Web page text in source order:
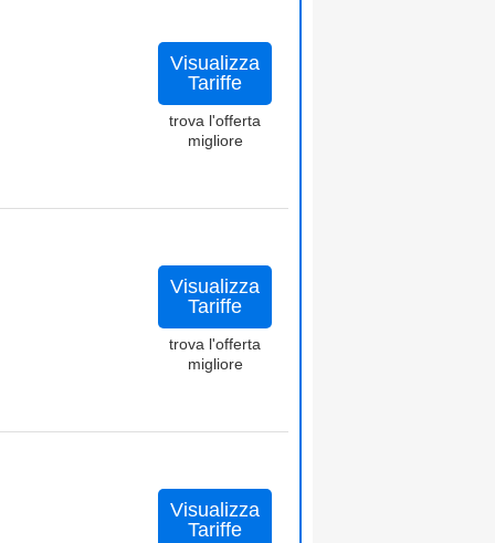
Visualizza
Tariffe
trova l'offerta
migliore
Visualizza
Tariffe
trova l'offerta
migliore
Visualizza
Tariffe